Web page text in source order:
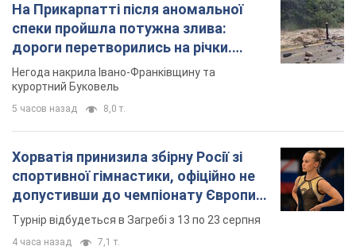
На Прикарпатті після аномальної
спеки пройшла потужна злива:
дороги перетворились на річки.
Відео
Негода накрила Івано-Франківщину та
курортний Буковель
5 часов назад 8,0 т.
Хорватія принизила збірну Росії зі
спортивної гімнастики, офіційно не
допустивши до чемпіонату Європи
основних спортсменів
Турнір відбудеться в Загребі з 13 по 23 серпня
4 часа назад 7,1 т.